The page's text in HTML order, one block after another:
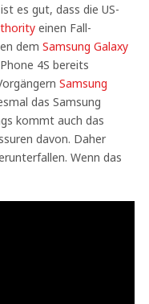
es gut, dass die US-
einen Fall-
dem Samsung Galaxy
4S bereits
Samsung
das Samsung
kommt auch das
davon. Daher
Wenn das